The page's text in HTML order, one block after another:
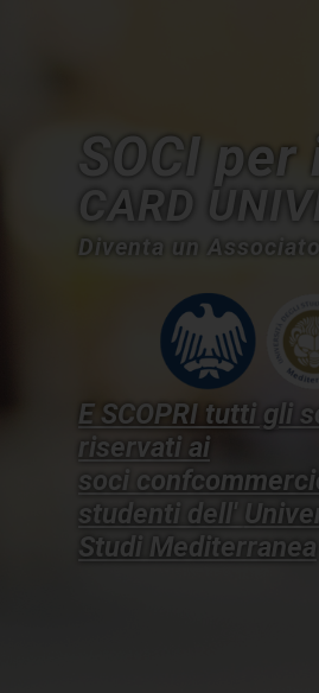
SOCI per
CARD
Diventa un
E SCOPRI tutti gli
riservati ai
soci
studenti dell'
Studi Mediterranea